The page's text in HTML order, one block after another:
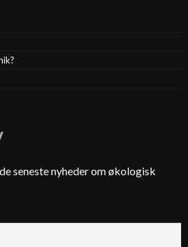
seneste nyheder om økologisk